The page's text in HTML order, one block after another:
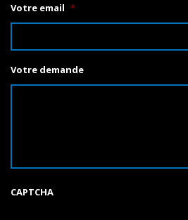
Votre email *
Votre demande
CAPTCHA